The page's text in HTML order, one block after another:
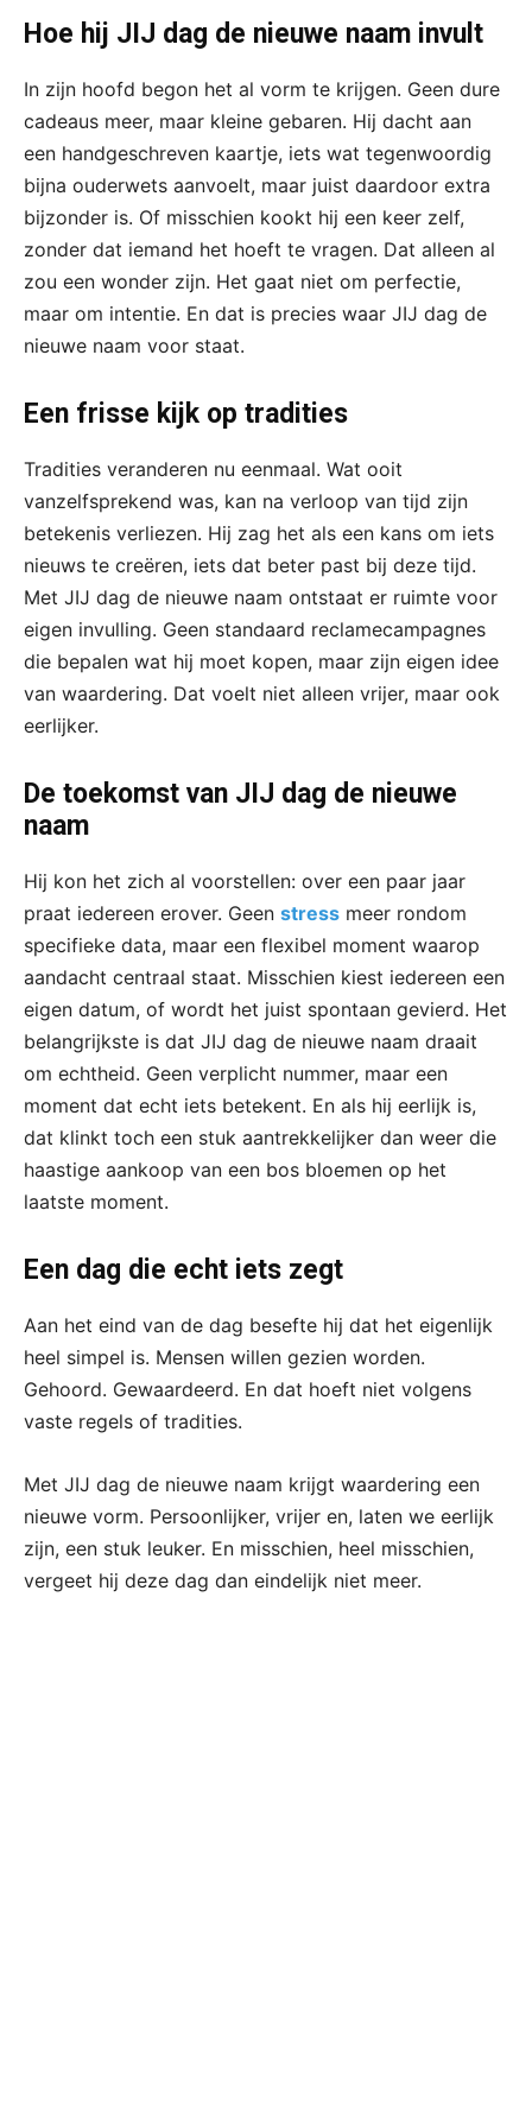
Hoe hij JIJ dag de nieuwe naam invult
In zijn hoofd begon het al vorm te krijgen. Geen dure
cadeaus meer, maar kleine gebaren. Hij dacht aan
een handgeschreven kaartje, iets wat tegenwoordig
bijna ouderwets aanvoelt, maar juist daardoor extra
bijzonder is. Of misschien kookt hij een keer zelf,
zonder dat iemand het hoeft te vragen. Dat alleen al
zou een wonder zijn. Het gaat niet om perfectie,
maar om intentie. En dat is precies waar JIJ dag de
nieuwe naam voor staat.
Een frisse kijk op tradities
Tradities veranderen nu eenmaal. Wat ooit
vanzelfsprekend was, kan na verloop van tijd zijn
betekenis verliezen. Hij zag het als een kans om iets
nieuws te creëren, iets dat beter past bij deze tijd.
Met JIJ dag de nieuwe naam ontstaat er ruimte voor
eigen invulling. Geen standaard reclamecampagnes
die bepalen wat hij moet kopen, maar zijn eigen idee
van waardering. Dat voelt niet alleen vrijer, maar ook
eerlijker.
De toekomst van JIJ dag de nieuwe
naam
Hij kon het zich al voorstellen: over een paar jaar
praat iedereen erover. Geen stress meer rondom
specifieke data, maar een flexibel moment waarop
aandacht centraal staat. Misschien kiest iedereen een
eigen datum, of wordt het juist spontaan gevierd. Het
belangrijkste is dat JIJ dag de nieuwe naam draait
om echtheid. Geen verplicht nummer, maar een
moment dat echt iets betekent. En als hij eerlijk is,
dat klinkt toch een stuk aantrekkelijker dan weer die
haastige aankoop van een bos bloemen op het
laatste moment.
Een dag die echt iets zegt
Aan het eind van de dag besefte hij dat het eigenlijk
heel simpel is. Mensen willen gezien worden.
Gehoord. Gewaardeerd. En dat hoeft niet volgens
vaste regels of tradities.
Met JIJ dag de nieuwe naam krijgt waardering een
nieuwe vorm. Persoonlijker, vrijer en, laten we eerlijk
zijn, een stuk leuker. En misschien, heel misschien,
vergeet hij deze dag dan eindelijk niet meer.